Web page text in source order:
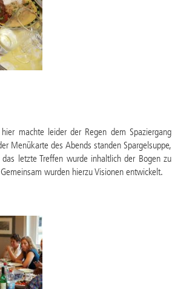
machte leider der Regen dem Spaziergang
Menükarte des Abends standen Spargelsuppe,
letzte Treffen wurde inhaltlich der Bogen zu
wurden hierzu Visionen entwickelt.